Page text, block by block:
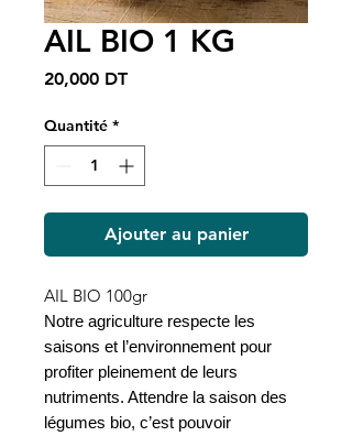
AIL BIO 1 KG
20,000 DTPrix
Quantité *
Ajouter au panier
AIL BIO 100gr
Notre agriculture respecte les
saisons et l’environnement pour
profiter pleinement de leurs
nutriments. Attendre la saison des
légumes bio, c’est pouvoir